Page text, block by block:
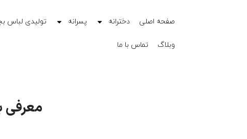
صفحه اصلی دخترانه پسرانه تولیدی لباس
وبلاگ تماس با ما
معرفی